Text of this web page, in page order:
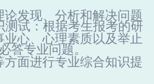
发现、分析和解决问题
业心、心理素质以及举止
面进行专业综合知识提
测试：根据考生报考的研
答专业问题。